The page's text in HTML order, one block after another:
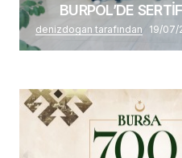
BURPOL’DE
denizdogan tarafından 19/07/